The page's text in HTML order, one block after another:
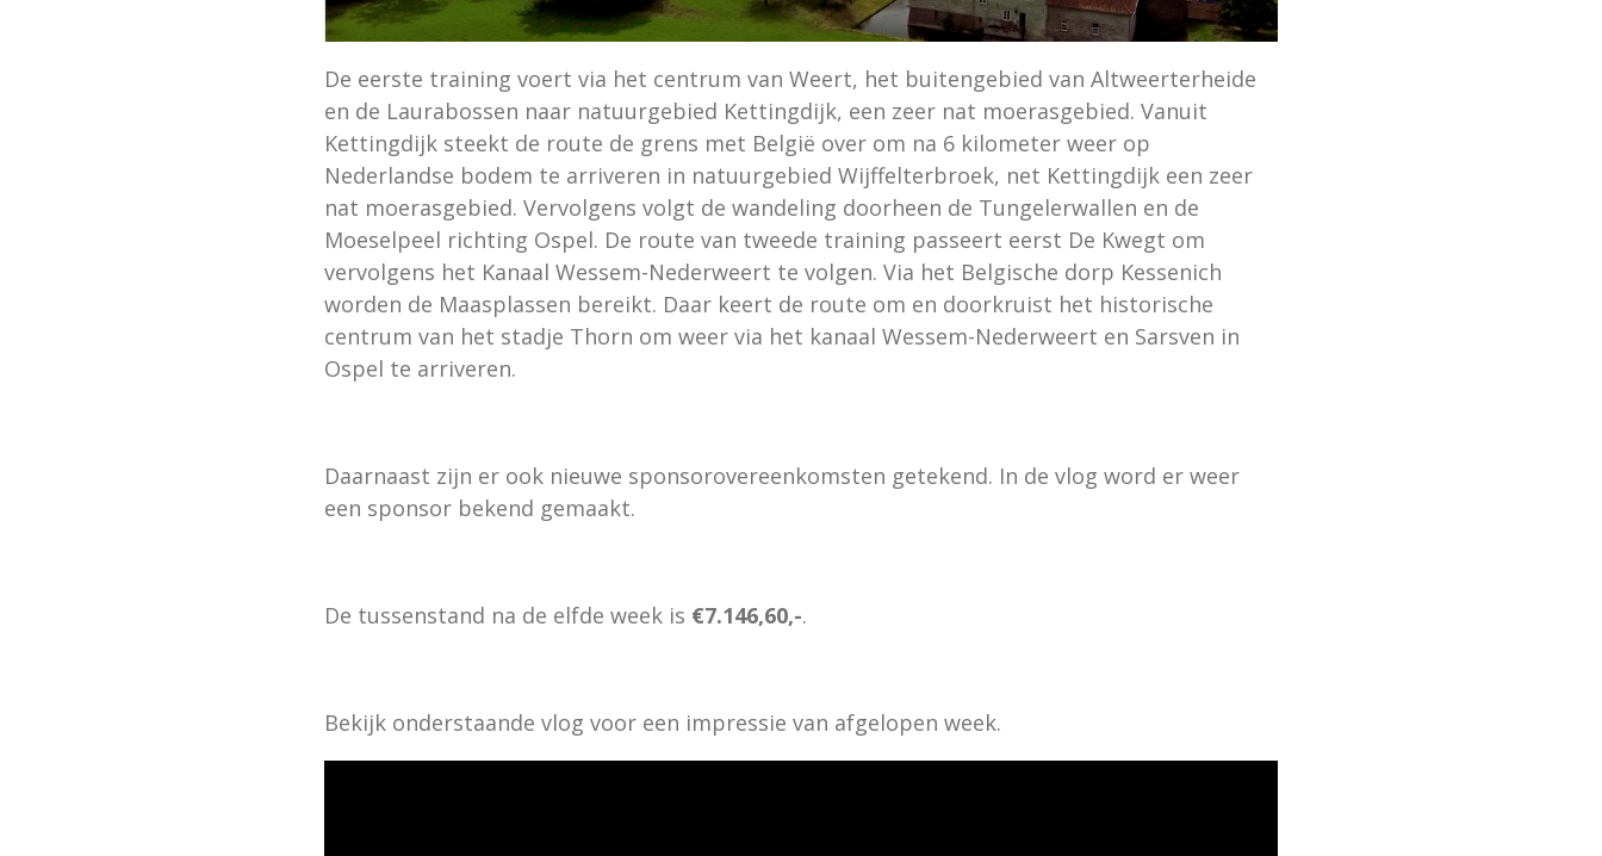
De eerste training voert via het centrum van Weert, het buitengebied van Altweerterheide
en de Laurabossen naar natuurgebied Kettingdijk, een zeer nat moerasgebied. Vanuit
Kettingdijk steekt de route de grens met België over om na 6 kilometer weer op
Nederlandse bodem te arriveren in natuurgebied Wijffelterbroek, net Kettingdijk een zeer
nat moerasgebied. Vervolgens volgt de wandeling doorheen de Tungelerwallen en de
Moeselpeel richting Ospel. De route van tweede training passeert eerst De Kwegt om
vervolgens het Kanaal Wessem-Nederweert te volgen. Via het Belgische dorp Kessenich
worden de Maasplassen bereikt. Daar keert de route om en doorkruist het historische
centrum van het stadje Thorn om weer via het kanaal Wessem-Nederweert en Sarsven in
Ospel te arriveren.
Daarnaast zijn er ook nieuwe sponsorovereenkomsten getekend. In de vlog word er weer
een sponsor bekend gemaakt.
De tussenstand na de elfde week is €7.146,60,-.
Bekijk onderstaande vlog voor een impressie van afgelopen week.